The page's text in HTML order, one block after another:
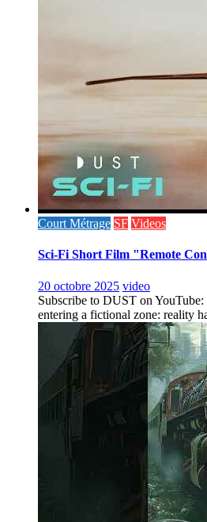
Court Métrage SF Videos
Sci-Fi Short Film "Remote
20 octobre 2025 video
Subscribe to DUST on
entering a fictional zone: reality